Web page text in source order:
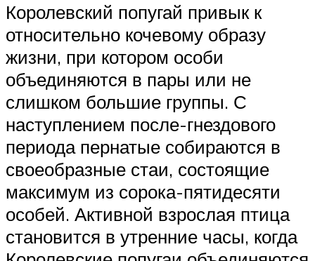
Королевский попугай привык к
относительно кочевому образу
жизни, при котором особи
объединяются в пары или не
слишком большие группы. С
наступлением после-гнездового
периода пернатые собираются в
своеобразные стаи, состоящие
максимум из сорока-пятидесяти
особей. Активной взрослая птица
становится в утренние часы, когда